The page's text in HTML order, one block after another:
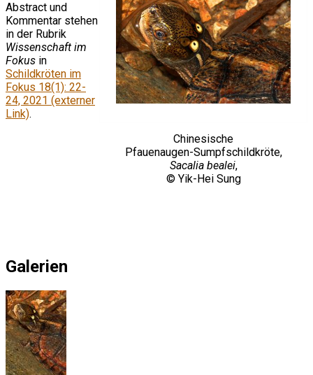
Chinesische
Pfauenaugen-Sumpfschildkröte,
Sacalia bealei,
© Yik-Hei Sung
Abstract und
Kommentar stehen
in der Rubrik
Wissenschaft im
Fokus in
Schildkröten im
Fokus 18(1): 22-
24, 2021 (externer
Link).
Galerien